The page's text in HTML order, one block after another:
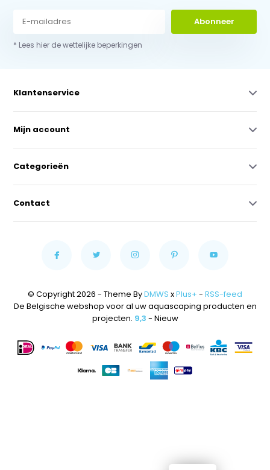
Abonneer
* Lees hier de wettelijke beperkingen
Klantenservice
Mijn account
Categorieën
Contact
© Copyright 2026 - Theme ByDMWS xPlus+ - RSS-feed
De Belgische webshop voor al uw aquascaping producten en
projecten. 9,3 - Nieuw